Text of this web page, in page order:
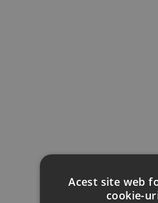
Acest site web
cookie-